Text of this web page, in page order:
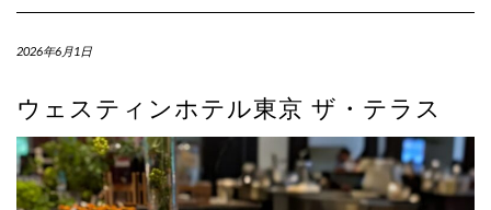
2026年6月1日
ウェスティンホテル東京 ザ・テラス